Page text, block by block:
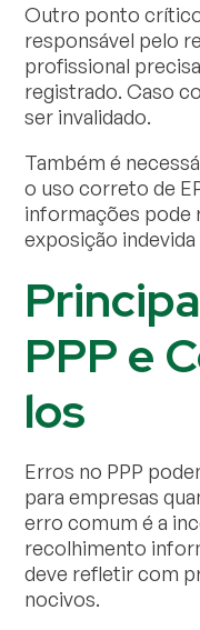
Outro ponto
responsável pelo
profissional
registrado. Caso
ser invalidado.
Também é
o uso correto de
informações pode
exposição
PPP e
los
Erros no PPP
para empresas
erro comum é a
recolhimento
deve refletir com
nocivos.